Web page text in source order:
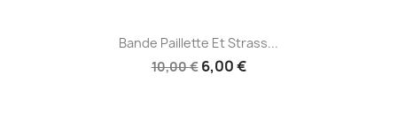
Bande Paillette Et Strass...
10,00 € 6,00 €